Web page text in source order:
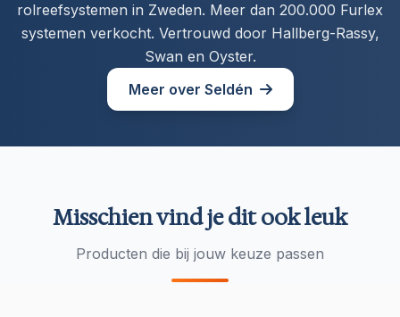
rolreefsystemen in Zweden. Meer dan 200.000 Furlex
systemen verkocht. Vertrouwd door Hallberg-Rassy,
Swan en Oyster.
Meer over Seldén
Misschien vind je dit ook leuk
Producten die bij jouw keuze passen